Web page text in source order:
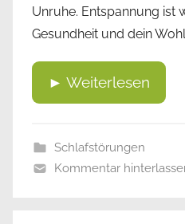
Unruhe. Entspannung ist
Gesundheit und dein
► Weiterlesen
Schlafstörungen
Kommentar